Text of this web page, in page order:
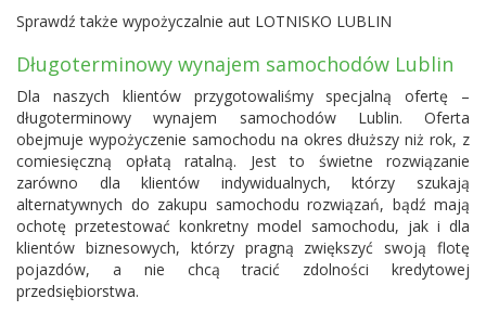
Sprawdź także wypożyczalnie aut LOTNISKO LUBLIN
Długoterminowy wynajem samochodów Lublin
Dla naszych klientów przygotowaliśmy specjalną ofertę –
długoterminowy wynajem samochodów Lublin. Oferta
obejmuje wypożyczenie samochodu na okres dłuższy niż rok, z
comiesięczną opłatą ratalną. Jest to świetne rozwiązanie
zarówno dla klientów indywidualnych, którzy szukają
alternatywnych do zakupu samochodu rozwiązań, bądź mają
ochotę przetestować konkretny model samochodu, jak i dla
klientów biznesowych, którzy pragną zwiększyć swoją flotę
pojazdów, a nie chcą tracić zdolności kredytowej
przedsiębiorstwa.